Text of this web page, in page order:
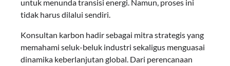
untuk menunda transisi energi. Namun, proses ini
tidak harus dilalui sendiri.
Konsultan karbon hadir sebagai mitra strategis yang
memahami seluk-beluk industri sekaligus menguasai
dinamika keberlanjutan global. Dari perencanaan